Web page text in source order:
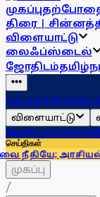
முகப்பு
திரை |
விளையாட்டு
லைஃப்ஸ்டைல்
ஜோதிடம்
முகப்புதற்போதைய
விளையாட்டு
ஜோதிடம்தமிழ்நாடு
செய்திகள்
அரசியல்
முகப்பு
/